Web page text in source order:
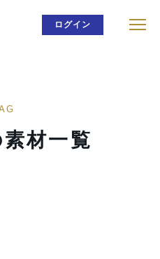
ログイン
材一覧